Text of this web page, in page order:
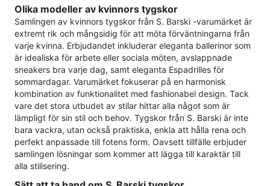
Olika modeller av kvinnors tygskor
Samlingen av kvinnors tygskor från S. Barski -varumärket är
extremt rik och mångsidig för att möta förväntningarna från
varje kvinna. Erbjudandet inkluderar eleganta ballerinor som
är idealiska för arbete eller sociala möten, avslappnade
sneakers bra varje dag, samt eleganta Espadrilles för
sommardagar. Varumärket fokuserar på en harmonisk
kombination av funktionalitet med fashionabel design. Tack
vare det stora utbudet av stilar hittar alla något som är
lämpligt för sin stil och behov. Tygskor från S. Barski är inte
bara vackra, utan också praktiska, enkla att hålla rena och
perfekt anpassade till fotens form. Oavsett tillfälle erbjuder
samlingen lösningar som kommer att lägga till karaktär till
alla stilisering.